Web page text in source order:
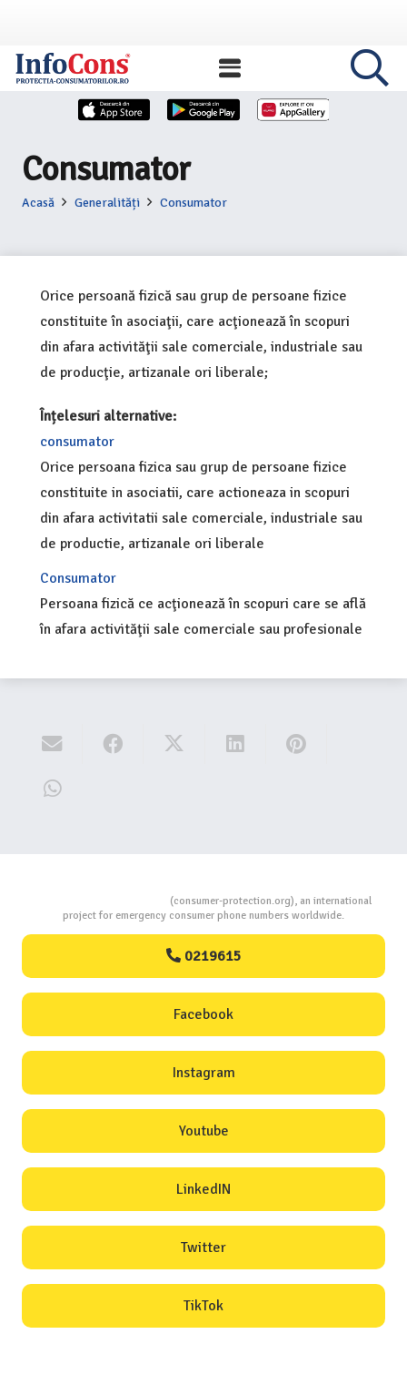
Consumator
Acasă Generalități Consumator
Orice persoană fizică sau grup de persoane fizice
constituite în asociaţii, care acţionează în scopuri
din afara activităţii sale comerciale, industriale sau
de producţie, artizanale ori liberale;
Înțelesuri alternative:
consumator
Orice persoana fizica sau grup de persoane fizice
constituite in asociatii, care actioneaza in scopuri
din afara activitatii sale comerciale, industriale sau
de productie, artizanale ori liberale
Consumator
Persoana fizică ce acţionează în scopuri care se află
în afara activităţii sale comerciale sau profesionale
(consumer-protection.org), an international
project for emergency consumer phone numbers worldwide.
0219615
Facebook
Instagram
Youtube
LinkedIN
Twitter
TikTok